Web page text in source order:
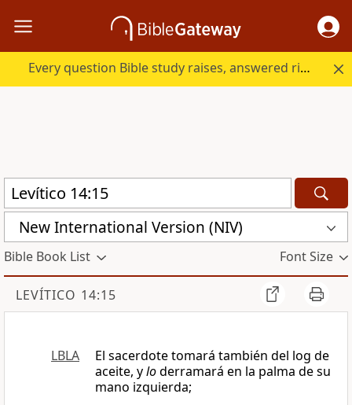
Every question Bible study raises, answered right here.
New International Version (NIV)
Bible Book List Font Size
LEVÍTICO 14:15
LBLA
El sacerdote tomará también del log de
aceite, yloderramará en la palma de su
mano izquierda;